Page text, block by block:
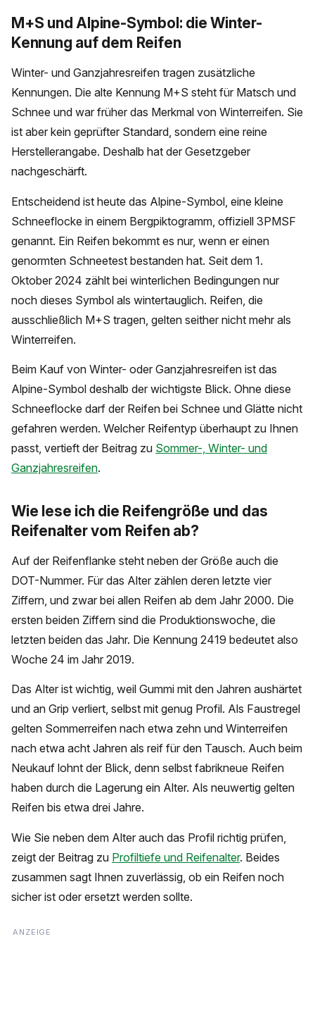
M+S und Alpine-Symbol: die Winter-
Kennung auf dem Reifen
Winter- und Ganzjahresreifen tragen zusätzliche
Kennungen. Die alte Kennung M+S steht für Matsch und
Schnee und war früher das Merkmal von Winterreifen. Sie
ist aber kein geprüfter Standard, sondern eine reine
Herstellerangabe. Deshalb hat der Gesetzgeber
nachgeschärft.
Entscheidend ist heute das Alpine-Symbol, eine kleine
Schneeflocke in einem Bergpiktogramm, offiziell 3PMSF
genannt. Ein Reifen bekommt es nur, wenn er einen
genormten Schneetest bestanden hat. Seit dem 1.
Oktober 2024 zählt bei winterlichen Bedingungen nur
noch dieses Symbol als wintertauglich. Reifen, die
ausschließlich M+S tragen, gelten seither nicht mehr als
Winterreifen.
Beim Kauf von Winter- oder Ganzjahresreifen ist das
Alpine-Symbol deshalb der wichtigste Blick. Ohne diese
Schneeflocke darf der Reifen bei Schnee und Glätte nicht
gefahren werden. Welcher Reifentyp überhaupt zu Ihnen
passt, vertieft der Beitrag zu Sommer-, Winter- und
Ganzjahresreifen.
Wie lese ich die Reifengröße und das
Reifenalter vom Reifen ab?
Auf der Reifenflanke steht neben der Größe auch die
DOT-Nummer. Für das Alter zählen deren letzte vier
Ziffern, und zwar bei allen Reifen ab dem Jahr 2000. Die
ersten beiden Ziffern sind die Produktionswoche, die
letzten beiden das Jahr. Die Kennung 2419 bedeutet also
Woche 24 im Jahr 2019.
Das Alter ist wichtig, weil Gummi mit den Jahren aushärtet
und an Grip verliert, selbst mit genug Profil. Als Faustregel
gelten Sommerreifen nach etwa zehn und Winterreifen
nach etwa acht Jahren als reif für den Tausch. Auch beim
Neukauf lohnt der Blick, denn selbst fabrikneue Reifen
haben durch die Lagerung ein Alter. Als neuwertig gelten
Reifen bis etwa drei Jahre.
Wie Sie neben dem Alter auch das Profil richtig prüfen,
zeigt der Beitrag zu Profiltiefe und Reifenalter. Beides
zusammen sagt Ihnen zuverlässig, ob ein Reifen noch
sicher ist oder ersetzt werden sollte.